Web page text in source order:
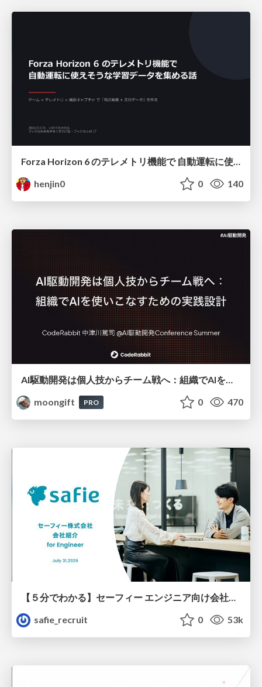
Forza Horizon 6 のテレメトリ機能で 自動運転に使えそうな学習データを集める話
henjin0
0 140
moongift
PRO 0 470
【５分でわかる】セーフィー エンジニア向け会社紹介
safie_recruit
0 53k